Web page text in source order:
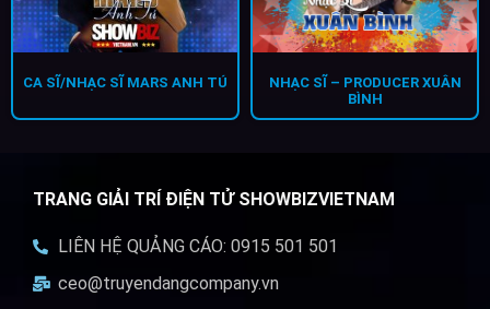
CA SĨ/NHẠC SĨ MARS ANH TÚ
NHẠC SĨ – PRODUCER XUÂN
BÌNH
TRANG GIẢI TRÍ ĐIỆN TỬ SHOWBIZVIETNAM
LIÊN HỆ QUẢNG CÁO: 0915 501 501
ceo@truyendangcompany.vn